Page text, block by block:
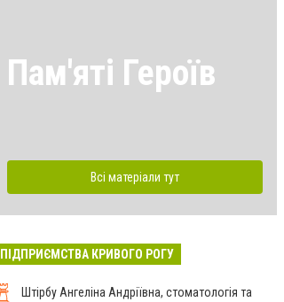
Пам'яті Героїв
Всі матеріали тут
ПІДПРИЄМСТВА КРИВОГО РОГУ
Штірбу Ангеліна Андріївна, стоматологія та